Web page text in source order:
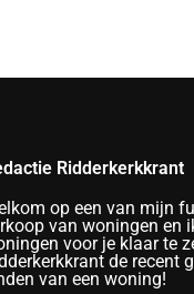
Ridderkerkkrant
op een van mijn
van woningen en
voor je klaar te
de recent
van een woning!